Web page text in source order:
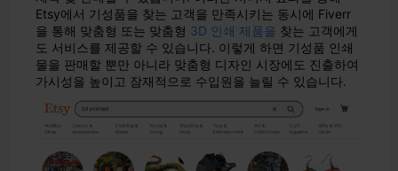
Etsy에서 기성품을 찾는 고객을 만족시키는 동시에 Fiverr
을 통해 맞춤형 또는 맞춤형 3D 인쇄 제품을 찾는 고객에게
도 서비스를 제공할 수 있습니다. 이렇게 하면 기성품 인쇄
물을 판매할 뿐만 아니라 맞춤형 디자인 시장에도 진출하여
가시성을 높이고 잠재적으로 수입원을 늘릴 수 있습니다.